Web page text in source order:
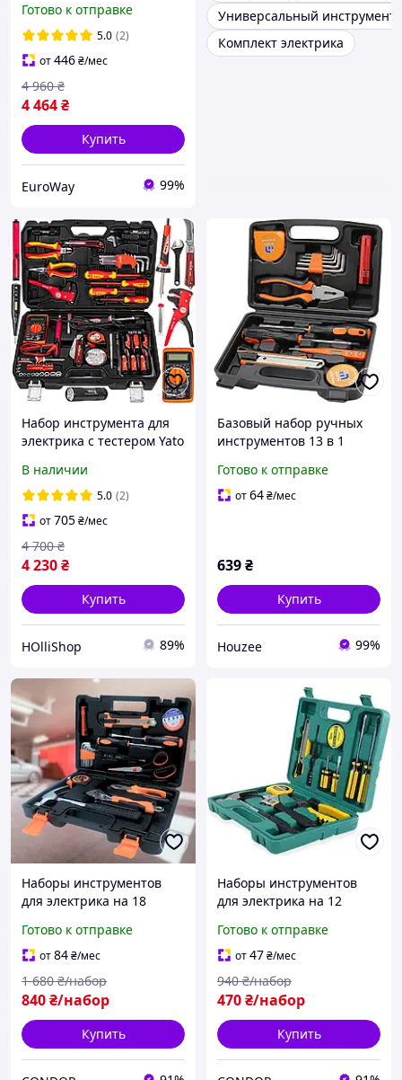
кейсе
Готово к отправке
5.0 (2)
от446₴/мес
4 464₴
4 960 ₴
Купить
EuroWay 99%
Универсальный инструмент
Комплект электрика
Набор инструмента для
электрика с тестером Yato
кейсе
В наличии
5.0 (2)
от705₴/мес
4 230₴
4 700 ₴
Купить
HOlliShop 89%
Базовый набор ручных
инструментов 13 в 1
домашних ремонтов с
ящиком хранения
Готово к отправке
от64₴/мес
639₴
Купить
Houzee 99%
Наборы инструментов
для электрика на 18
Готово к отправке
от84₴/мес
840₴/набор
1 680 ₴/набор
Купить
Наборы инструментов
для электрика на 12
Готово к отправке
от47₴/мес
470₴/набор
940 ₴/набор
Купить